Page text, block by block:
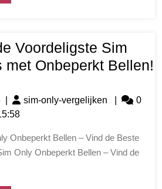
Voordeligste Sim
met Onbeperkt Bellen!
sim-only-vergelijken
0
Only Onbeperkt Bellen – Vind de